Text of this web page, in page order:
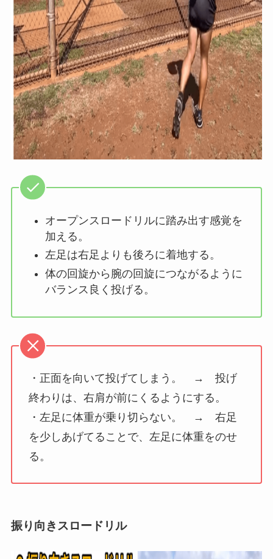
オープンスロードリルに踏み出す感覚を
加える。
左足は右足よりも後ろに着地する。
体の回旋から腕の回旋につながるように
バランス良く投げる。
・正面を向いて投げてしまう。 → 投げ
終わりは、右肩が前にくるようにする。
・左足に体重が乗り切らない。 → 右足
を少しあげてることで、左足に体重をのせ
る。
振り向きスロードリル